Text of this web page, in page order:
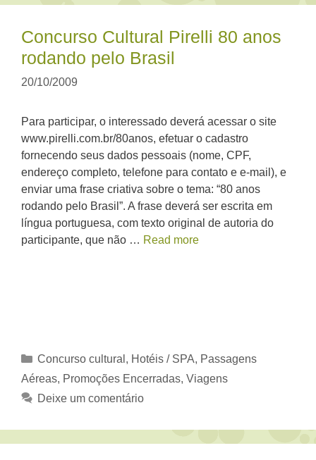
Concurso Cultural Pirelli 80 anos
rodando pelo Brasil
20/10/2009
Para participar, o interessado deverá acessar o site
www.pirelli.com.br/80anos, efetuar o cadastro
fornecendo seus dados pessoais (nome, CPF,
endereço completo, telefone para contato e e-mail), e
enviar uma frase criativa sobre o tema: “80 anos
rodando pelo Brasil”. A frase deverá ser escrita em
língua portuguesa, com texto original de autoria do
participante, que não … Read more
Categorias
Concurso cultural , Hotéis / SPA, Passagens
Aéreas, Promoções Encerradas, Viagens
Deixe um comentário